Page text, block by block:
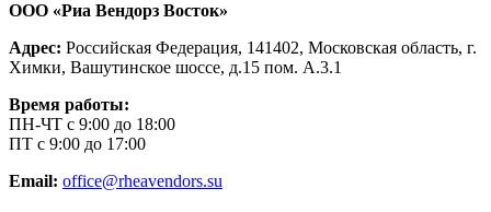
ООО «Риа Вендорз Восток»
Адрес: Российская Федерация, 141402, Московская область, г.
Химки, Вашутинское шоссе, д.15 пом. А.3.1
Время работы:
ПН-ЧТ с 9:00 до 18:00
ПТ с 9:00 до 17:00
Email: office@rheavendors.su